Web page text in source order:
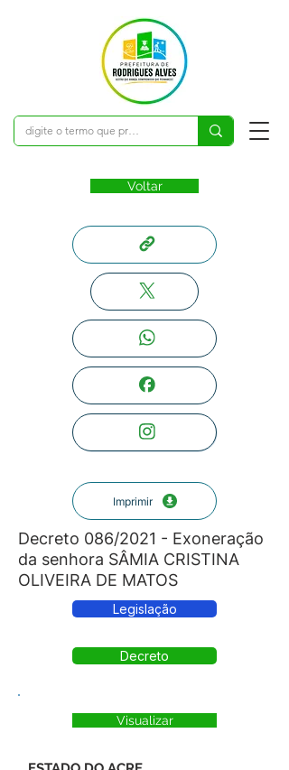
Voltar
Imprimir
Decreto 086/2021 - Exoneração
da senhora SÂMIA CRISTINA
OLIVEIRA DE MATOS
Legislação
Decreto
Visualizar